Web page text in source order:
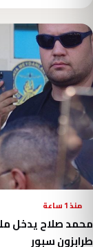
منذ 1 ساعة
محمد صلاح يدخل
طرابزون سبور